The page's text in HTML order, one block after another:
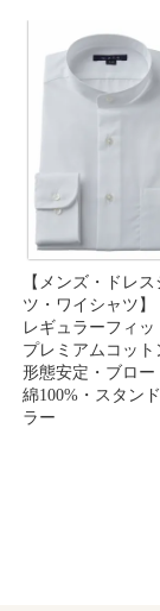
【メンズ・ドレス
ツ・ワイシャツ】
レギュラーフィッ
プレミアムコット
形態安定・ブロー
綿100%・スタン
ラー